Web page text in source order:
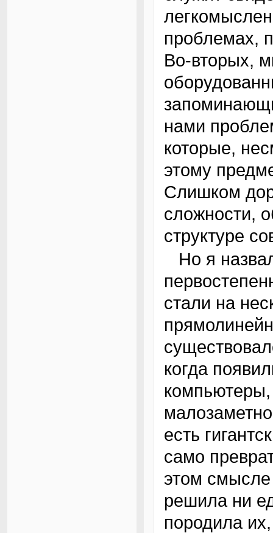
проблемах,
Во-вторых,
нами
которые,
этому
Слишком
сложности,
структуре
Но я назвал это второстепенной причиной;
стали на
когда
есть
само
этом
решила ни
породила